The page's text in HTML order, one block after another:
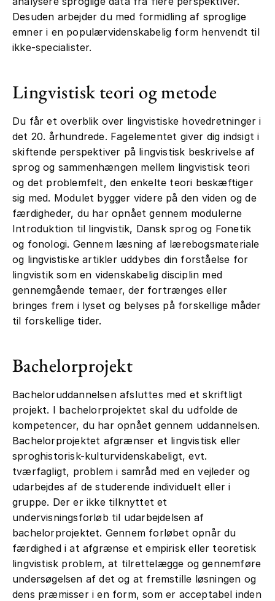
Desuden arbejder du med formidling af sproglige
emner i en populærvidenskabelig form henvendt til
ikke-specialister.
Lingvistisk teori og metode
Du får et overblik over lingvistiske hovedretninger i
det 20. århundrede. Fagelementet giver dig indsigt i
skiftende perspektiver på lingvistisk beskrivelse af
sprog og sammenhængen mellem lingvistisk teori
og det problemfelt, den enkelte teori beskæftiger
sig med. Modulet bygger videre på den viden og de
færdigheder, du har opnået gennem modulerne
Introduktion til lingvistik, Dansk sprog og Fonetik
og fonologi. Gennem læsning af lærebogsmateriale
og lingvistiske artikler uddybes din forståelse for
lingvistik som en videnskabelig disciplin med
gennemgående temaer, der fortrænges eller
bringes frem i lyset og belyses på forskellige måder
til forskellige tider.
Bachelorprojekt
Bacheloruddannelsen afsluttes med et skriftligt
projekt. I bachelorprojektet skal du udfolde de
kompetencer, du har opnået gennem uddannelsen.
Bachelorprojektet afgrænser et lingvistisk eller
sproghistorisk-kulturvidenskabeligt, evt.
tværfagligt, problem i samråd med en vejleder og
udarbejdes af de studerende individuelt eller i
gruppe. Der er ikke tilknyttet et
undervisningsforløb til udarbejdelsen af
bachelorprojektet. Gennem forløbet opnår du
færdighed i at afgrænse et empirisk eller teoretisk
lingvistisk problem, at tilrettelægge og gennemføre
undersøgelsen af det og at fremstille løsningen og
dens præmisser i en form, som er acceptabel inden